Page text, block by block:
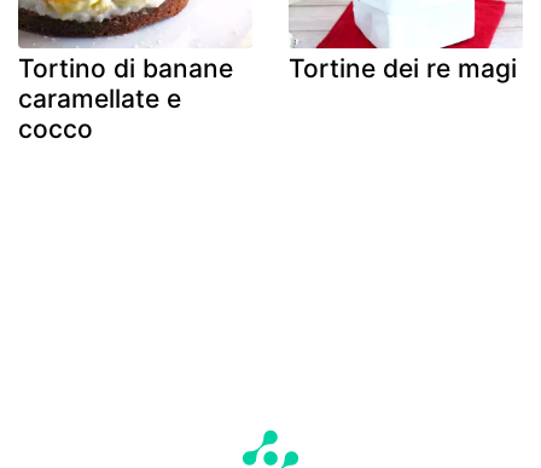
Tortino di banane
caramellate e
cocco
Tortine dei re magi